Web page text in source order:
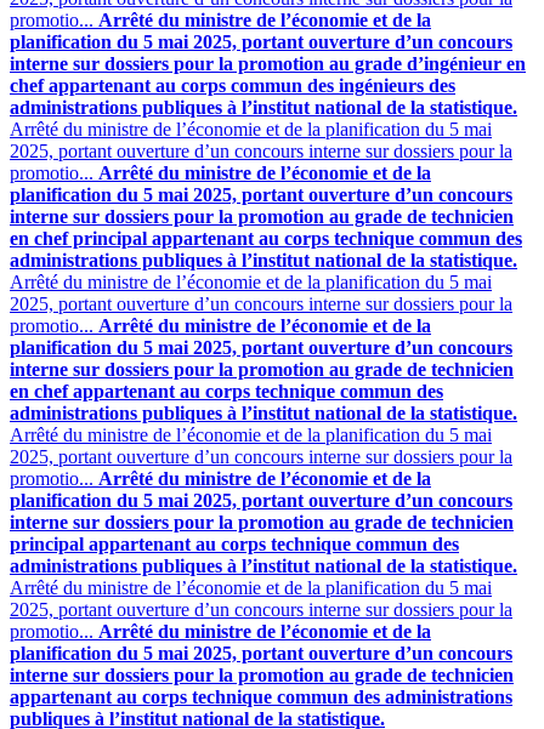
promotio... Arrêté du ministre de l’économie et de la
planification du 5 mai 2025, portant ouverture d’un concours
interne sur dossiers pour la promotion au grade d’ingénieur en
chef appartenant au corps commun des ingénieurs des
administrations publiques à l’institut national de la statistique.
Arrêté du ministre de l’économie et de la planification du 5 mai
2025, portant ouverture d’un concours interne sur dossiers pour la
promotio... Arrêté du ministre de l’économie et de la
planification du 5 mai 2025, portant ouverture d’un concours
interne sur dossiers pour la promotion au grade de technicien
en chef principal appartenant au corps technique commun des
administrations publiques à l’institut national de la statistique.
Arrêté du ministre de l’économie et de la planification du 5 mai
2025, portant ouverture d’un concours interne sur dossiers pour la
promotio... Arrêté du ministre de l’économie et de la
planification du 5 mai 2025, portant ouverture d’un concours
interne sur dossiers pour la promotion au grade de technicien
en chef appartenant au corps technique commun des
administrations publiques à l’institut national de la statistique.
Arrêté du ministre de l’économie et de la planification du 5 mai
2025, portant ouverture d’un concours interne sur dossiers pour la
promotio... Arrêté du ministre de l’économie et de la
planification du 5 mai 2025, portant ouverture d’un concours
interne sur dossiers pour la promotion au grade de technicien
principal appartenant au corps technique commun des
administrations publiques à l’institut national de la statistique.
Arrêté du ministre de l’économie et de la planification du 5 mai
2025, portant ouverture d’un concours interne sur dossiers pour la
promotio... Arrêté du ministre de l’économie et de la
planification du 5 mai 2025, portant ouverture d’un concours
interne sur dossiers pour la promotion au grade de technicien
appartenant au corps technique commun des administrations
publiques à l’institut national de la statistique.